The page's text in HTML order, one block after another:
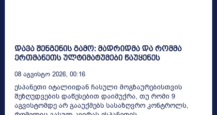
დავა შენგენის გამო: მადრიდმა და რომმა
ერთმანეთს ულტიმატუმები წაუყენეს
08 Აგვისტო 2026, 00:16
ესპანეთი იტალიიდან ჩასული მოგზაურებისთვის
შეზღუდვების დაწესებით დაიმუქრა, თუ რომი 9
აგვისტომდე არ გააუქმებს სასაზღვრო კონტროლს,